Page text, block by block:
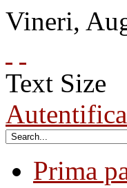
Vineri,
Text Size
Prima